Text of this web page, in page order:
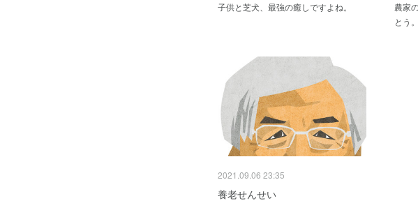
子供と芝犬、最強の癒しですよね。
農家
とう。
2021.09.06 23:35
養老せんせい